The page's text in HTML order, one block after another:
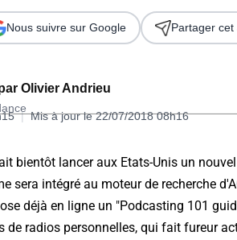
2026
Olivier Andrieu
| Mis à jour le 22/07/2018 08h16
Nous suivre sur Google Partager cet
bientôt lancer aux Etats-Unis un
sera intégré au moteur de recherche
déjà en ligne un "Podcasting 101
de radios personnelles, qui fait fureur